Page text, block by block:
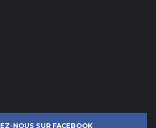
NOUS SUR FACEBOOK